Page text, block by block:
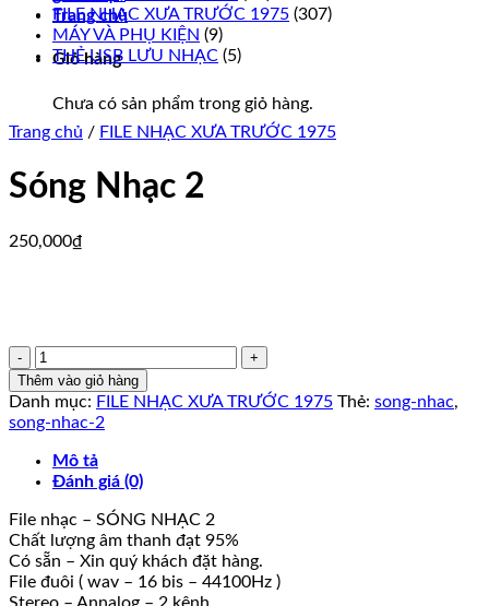
Trang chủ
Giỏ hàng
Chưa có sản phẩm trong giỏ hàng.
FILE NHẠC XƯA TRƯỚC 1975 (307)
MÁY VÀ PHỤ KIỆN (9)
THẺ USB LƯU NHẠC (5)
Trang chủ / FILE NHẠC XƯA TRƯỚC 1975
Sóng Nhạc 2
250,000₫
Sóng
Nhạc
2
số
Thêm vào giỏ hàng
Danh mục: FILE NHẠC XƯA TRƯỚC 1975 Thẻ: song-nhac,
song-nhac-2
Mô tả
Đánh giá (0)
File nhạc – SÓNG NHẠC 2
Chất lượng âm thanh đạt 95%
Có sẵn – Xin quý khách đặt hàng.
File đuôi ( wav – 16 bis – 44100Hz )